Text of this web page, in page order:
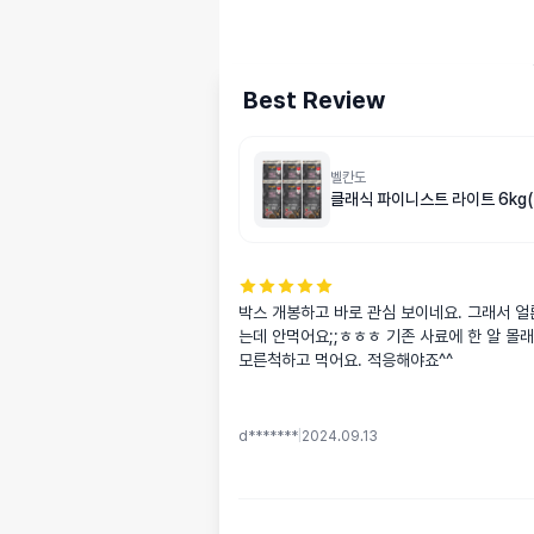
Best Review
벨칸도
클래식 파이니스트 라이트
박스 개봉하고 바로 관심 보이네요. 그래서
는데 안먹어요;;ㅎㅎㅎ 기존 사료에 한 알 몰
모른척하고 먹어요. 적응해야죠^^
d******* 2024.09.13